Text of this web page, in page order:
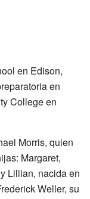
en Edison,
en
College en
Morris, quien
Margaret,
Lillian, nacida en
Weller, su